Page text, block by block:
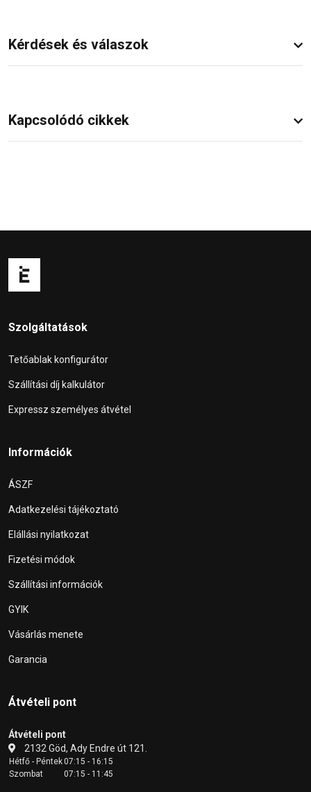
Kérdések és válaszok
Kapcsolódó cikkek
Szolgáltatások
Tetőablak konfigurátor
Szállítási díj kalkulátor
Expressz személyes átvétel
Információk
ÁSZF
Adatkezelési tájékoztató
Elállási nyilatkozat
Fizetési módok
Szállítási információk
GYIK
Vásárlás menete
Garancia
Átvételi pont
Átvételi pont
2132 Göd, Ady Endre út 121.
Hétfő - Péntek07:15 - 16:15
Szombat
07:15 - 11:45